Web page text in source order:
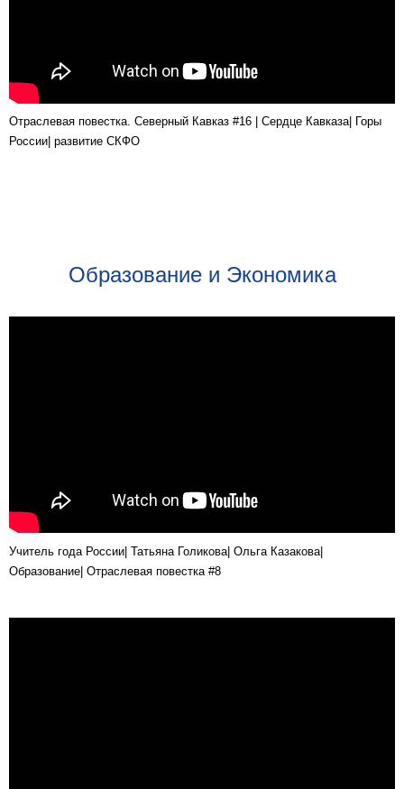
Отраслевая повестка. Северный Кавказ #16 | Сердце Кавказа| Горы
России| развитие СКФО
Образование и Экономика
Учитель года России| Татьяна Голикова| Ольга Казакова|
Образование| Отраслевая повестка #8